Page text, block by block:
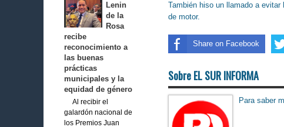
Lenin
de la
Rosa
recibe
reconocimiento a
las buenas
prácticas
municipales y la
equidad de género
Al recibir el
galardón nacional de
los Premios Juan
También hiso un llamado a
de motor.
Share on Facebook
Sobre EL SUR INFORMA
Para saber